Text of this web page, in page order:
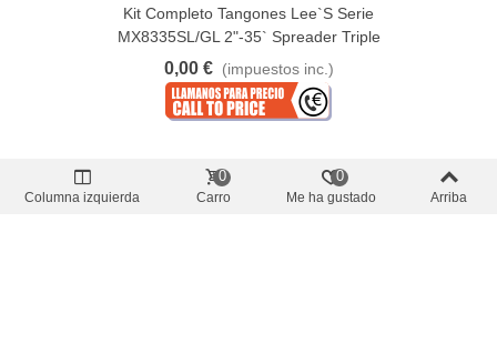
Kit Completo Tangones Lee`s Serie
MX8335SL/GL 2"-35` Spreader Triple
0,00 € (impuestos inc.)
Columna izquierda Carro
0
Me ha gustado
0
Arriba